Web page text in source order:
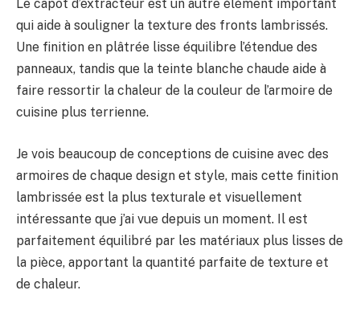
Le capot d’extracteur est un autre élément important
qui aide à souligner la texture des fronts lambrissés.
Une finition en plâtrée lisse équilibre l’étendue des
panneaux, tandis que la teinte blanche chaude aide à
faire ressortir la chaleur de la couleur de l’armoire de
cuisine plus terrienne.
Je vois beaucoup de conceptions de cuisine avec des
armoires de chaque design et style, mais cette finition
lambrissée est la plus texturale et visuellement
intéressante que j’ai vue depuis un moment. Il est
parfaitement équilibré par les matériaux plus lisses de
la pièce, apportant la quantité parfaite de texture et
de chaleur.